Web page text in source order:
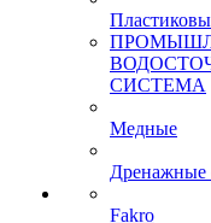
СИСТЕМА
Медные
Дренажные
Fakro